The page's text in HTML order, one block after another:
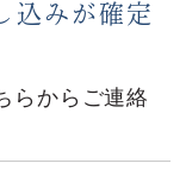
込みが確定
らからご連絡